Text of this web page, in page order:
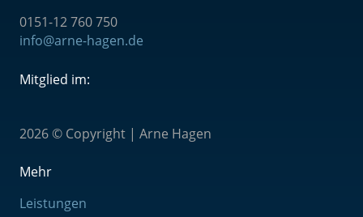
0151-12 760 750
info@arne-hagen.de
Mitglied im:
2026 © Copyright | Arne Hagen
Mehr
Leistungen